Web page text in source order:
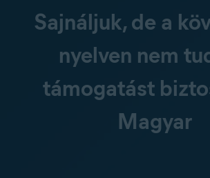
Sajnáljuk, de a
nyelven nem
támogatást
Magyar